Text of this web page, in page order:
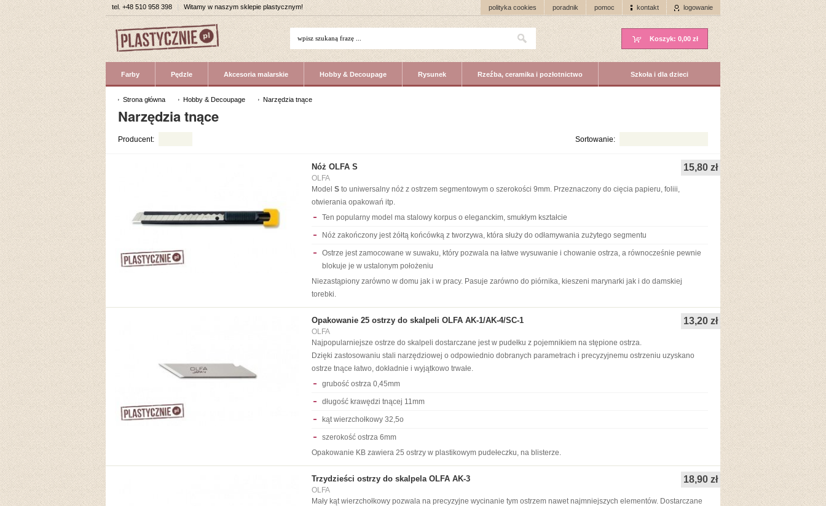
tel.+48 510 958 398 | Witamy w naszym sklepie plastycznym! logowanie
kontakt
pomoc
poradnik
polityka cookies
Koszyk: 0,00 zł
Farby Pędzle Akcesoria malarskie Hobby & Decoupage Rysunek Rzeźba, ceramika i pozłotnictwo Szkoła i dla dzieci
Strona główna Hobby & Decoupage Narzędzia tnące
Narzędzia tnące
Producent: Sortowanie:
Nóż OLFA S 15,80 zł
OLFA
Model S to uniwersalny nóż z ostrzem segmentowym o szerokości 9mm. Przeznaczony do cięcia papieru, foliii,
otwierania opakowań itp.
Ten popularny model ma stalowy korpus o eleganckim, smukłym kształcie
Nóż zakończony jest żółtą końcówką z tworzywa, która służy do odłamywania zużytego segmentu
Ostrze jest zamocowane w suwaku, który pozwala na łatwe wysuwanie i chowanie ostrza, a równocześnie pewnie
blokuje je w ustalonym położeniu
Niezastąpiony zarówno w domu jak i w pracy. Pasuje zarówno do piórnika, kieszeni marynarki jak i do damskiej
torebki.
Opakowanie 25 ostrzy do skalpeli OLFA AK-1/AK-4/SC-1 13,20 zł
OLFA
Najpopularniejsze ostrze do skalpeli dostarczane jest w pudełku z pojemnikiem na stępione ostrza.
Dzięki zastosowaniu stali narzędziowej o odpowiednio dobranych parametrach i precyzyjnemu ostrzeniu uzyskano
ostrze tnące łatwo, dokładnie i wyjątkowo trwałe.
grubość ostrza 0,45mm
długość krawędzi tnącej 11mm
kąt wierzchołkowy 32,5o
szerokość ostrza 6mm
Opakowanie KB zawiera 25 ostrzy w plastikowym pudełeczku, na blisterze.
Trzydzieści ostrzy do skalpela OLFA AK-3 18,90 zł
OLFA
Mały kąt wierzchołkowy pozwala na precyzyjne wycinanie tym ostrzem nawet najmniejszych elementów. Dostarczane